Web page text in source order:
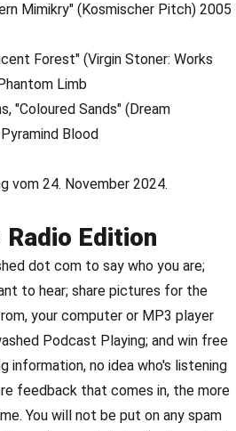
Mimikry" (Kosmischer Pitch) 2005
Forest" (Virgin Stoner: Works
Limb
"Coloured Sands" (Dream
Blood
vom 24. November 2024.
Edition
dot com to say who you are;
to hear; share pictures for the
your computer or MP3 player
Podcast Playing; and win free
information, no idea who's listening
feedback that comes in, the more
You will not be put on any spam